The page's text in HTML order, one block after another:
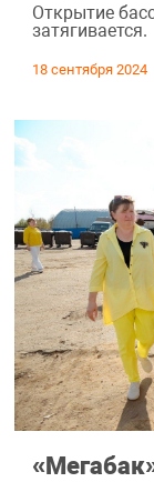
Открытие
затягивается.
18 сентября 2024